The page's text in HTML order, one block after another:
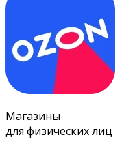
Магазины
для физических лиц